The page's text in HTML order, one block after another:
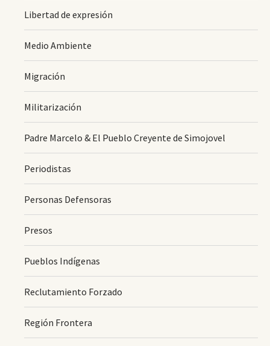
Libertad de expresión
Medio Ambiente
Migración
Militarización
Padre Marcelo & El Pueblo Creyente de Simojovel
Periodistas
Personas Defensoras
Presos
Pueblos Indígenas
Reclutamiento Forzado
Región Frontera